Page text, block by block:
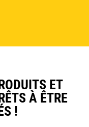
ET
À ÊTRE
!